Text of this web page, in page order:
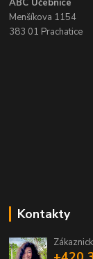
ABC Učebnice
Menšíkova 1154
383 01 Prachatice
Kontakty